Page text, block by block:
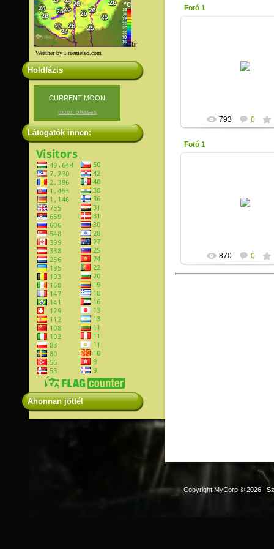
br
Weather by Freemeteo.com
Holdfázis
CURRENT MOON
moon phases
Látogatók innen:
Ahonnan jöttél
Fotó 1
793 0
Fotó 1
870 0
Copyright MyCorp © 2026 |